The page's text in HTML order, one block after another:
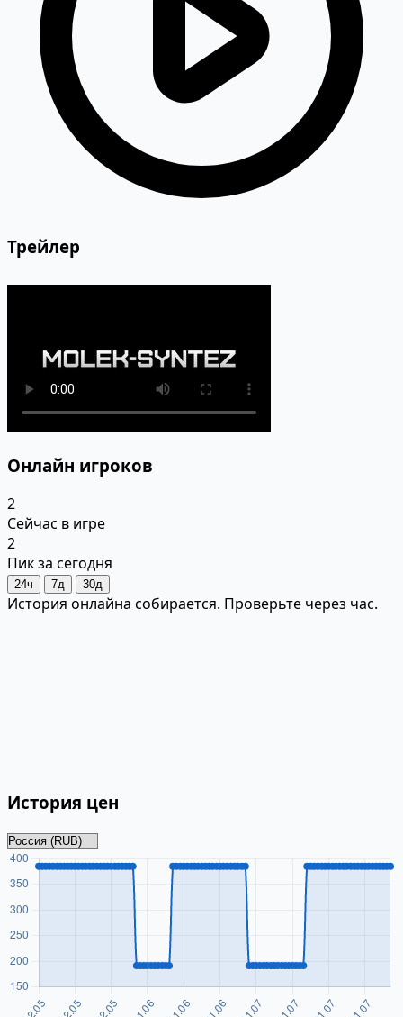
Трейлер
Онлайн игроков
2
Сейчас в игре
2
Пик за сегодня
24ч 7д 30д
История онлайна собирается. Проверьте через час.
История цен